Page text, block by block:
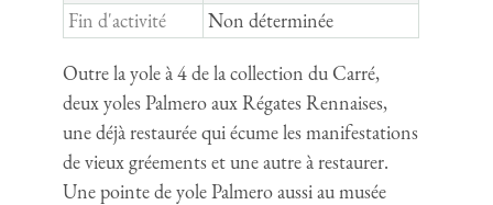
Fin d'activité
Non déterminée
Outre la yole à 4 de la collection du Carré,
deux yoles Palmero aux Régates Rennaises,
une déjà restaurée qui écume les manifestations
de vieux gréements et une autre à restaurer.
Une pointe de yole Palmero aussi au musée